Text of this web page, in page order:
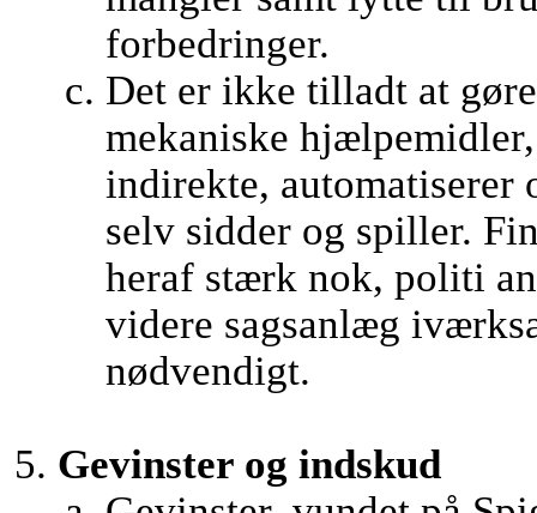
forbedringer.
Det er ikke tilladt at
mekaniske
indirekte, automatiserer
selv sidder og spiller.
heraf stærk nok, politi
videre sagsanlæg
nødvendigt.
Gevinster og indskud